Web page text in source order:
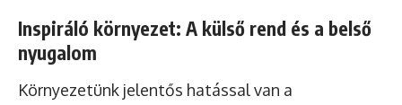
Inspiráló környezet: A külső rend és a belső
nyugalom
Környezetünk jelentős hatással van a